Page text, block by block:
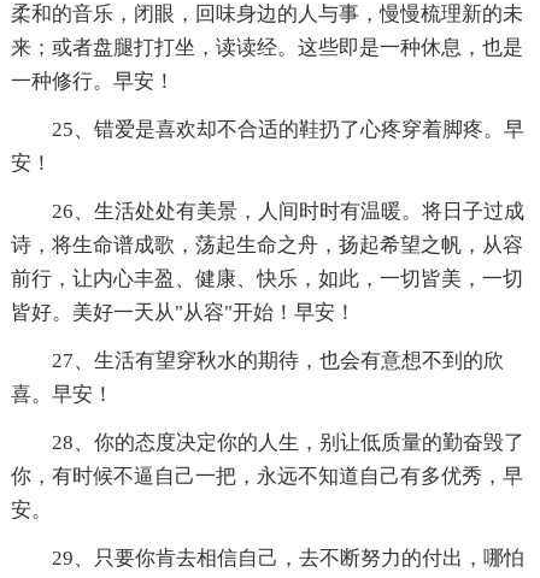
柔和的音乐，闭眼，回味身边的人与事，慢慢梳理新的未
来；或者盘腿打打坐，读读经。这些即是一种休息，也是
一种修行。早安！
25、错爱是喜欢却不合适的鞋扔了心疼穿着脚疼。早
安！
26、生活处处有美景，人间时时有温暖。将日子过成
诗，将生命谱成歌，荡起生命之舟，扬起希望之帆，从容
前行，让内心丰盈、健康、快乐，如此，一切皆美，一切
皆好。美好一天从"从容"开始！早安！
27、生活有望穿秋水的期待，也会有意想不到的欣
喜。早安！
28、你的态度决定你的人生，别让低质量的勤奋毁了
你，有时候不逼自己一把，永远不知道自己有多优秀，早
安。
29、只要你肯去相信自己，去不断努力的付出，哪怕